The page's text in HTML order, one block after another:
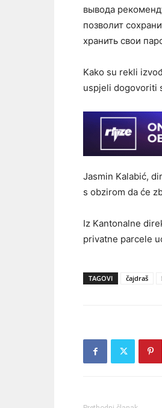
вывода
позволит
хранить свои
Kako su rekli
uspjeli dogovoriti
Jasmin Kalabić,
s obzirom da će
Iz Kantonalne
privatne parcele
TAGOVI čajdraš